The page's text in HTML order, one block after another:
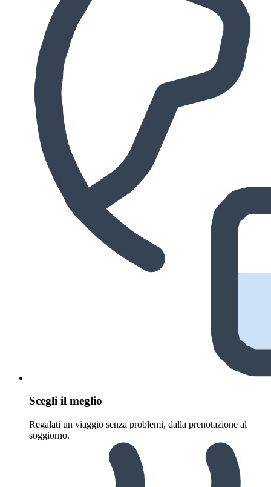
Scegli il meglio
Regalati un viaggio senza problemi, dalla prenotazione al
soggiorno.